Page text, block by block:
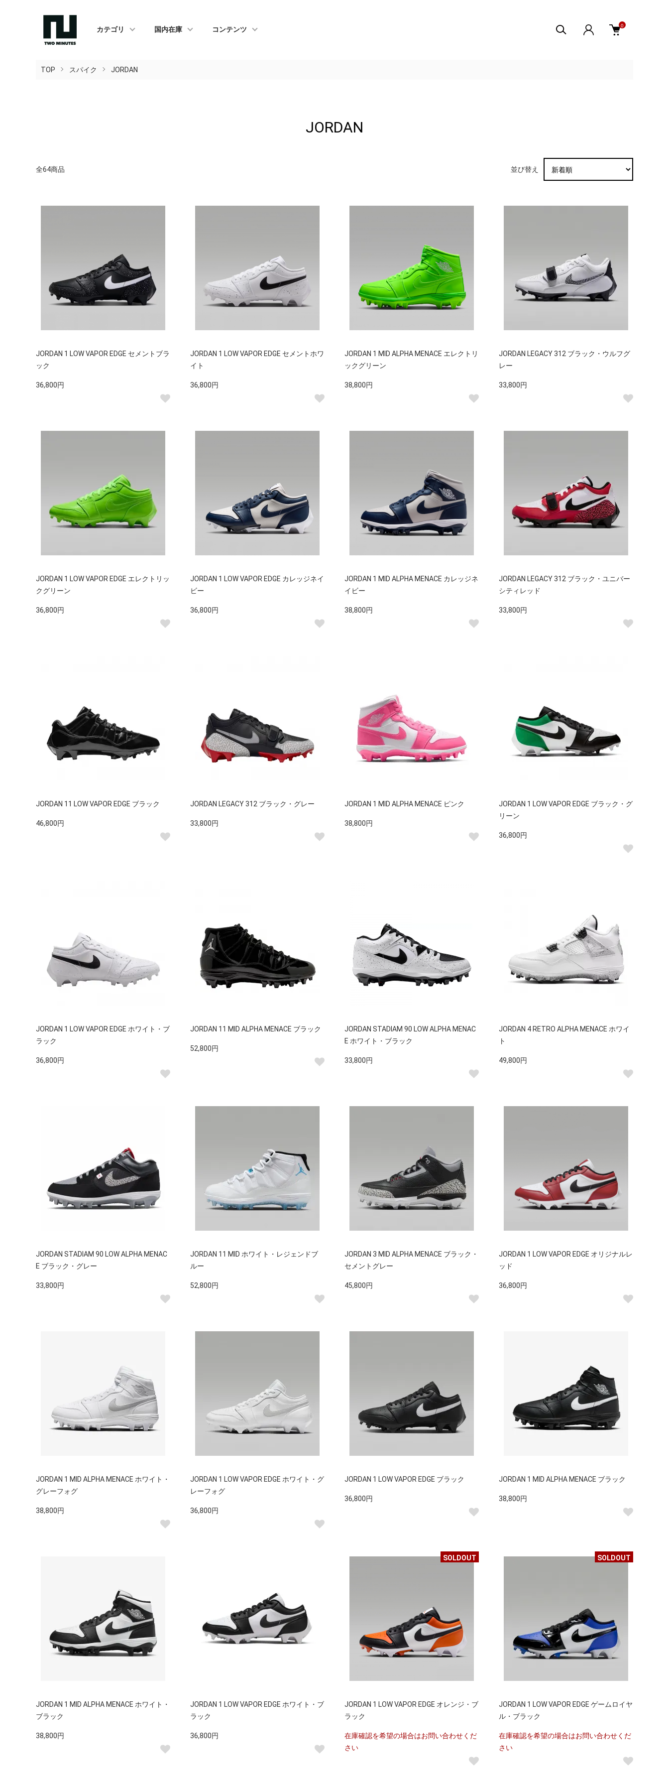
カテゴリ 国内在庫 コンテンツ
0
TOP スパイク JORDAN
JORDAN
全64商品 並び替え
JORDAN 1 LOW VAPOR EDGE セメントブラ
ック
36,800円
JORDAN 1 LOW VAPOR EDGE セメントホワ
イト
36,800円
JORDAN 1 MID ALPHA MENACE エレクトリ
ックグリーン
38,800円
JORDAN LEGACY 312 ブラック・ウルフグ
レー
33,800円
JORDAN 1 LOW VAPOR EDGE エレクトリッ
クグリーン
36,800円
JORDAN 1 LOW VAPOR EDGE カレッジネイ
ビー
36,800円
JORDAN 1 MID ALPHA MENACE カレッジネ
イビー
38,800円
JORDAN LEGACY 312 ブラック・ユニバー
シティレッド
33,800円
JORDAN 11 LOW VAPOR EDGE ブラック
46,800円
JORDAN LEGACY 312 ブラック・グレー
33,800円
JORDAN 1 MID ALPHA MENACE ピンク
38,800円
JORDAN 1 LOW VAPOR EDGE ブラック・グ
リーン
36,800円
JORDAN 1 LOW VAPOR EDGE ホワイト・ブ
ラック
36,800円
JORDAN 11 MID ALPHA MENACE ブラック
52,800円
JORDAN STADIAM 90 LOW ALPHA MENAC
E ホワイト・ブラック
33,800円
JORDAN 4 RETRO ALPHA MENACE ホワイ
ト
49,800円
JORDAN STADIAM 90 LOW ALPHA MENAC
E ブラック・グレー
33,800円
JORDAN 11 MID ホワイト・レジェンドブ
ルー
52,800円
JORDAN 3 MID ALPHA MENACE ブラック・
セメントグレー
45,800円
JORDAN 1 LOW VAPOR EDGE オリジナルレ
ッド
36,800円
JORDAN 1 MID ALPHA MENACE ホワイト・
グレーフォグ
38,800円
JORDAN 1 LOW VAPOR EDGE ホワイト・グ
レーフォグ
36,800円
JORDAN 1 LOW VAPOR EDGE ブラック
36,800円
JORDAN 1 MID ALPHA MENACE ブラック
38,800円
JORDAN 1 MID ALPHA MENACE ホワイト・
ブラック
38,800円
JORDAN 1 LOW VAPOR EDGE ホワイト・ブ
ラック
36,800円
SOLDOUT
JORDAN 1 LOW VAPOR EDGE オレンジ・ブ
ラック
在庫確認を希望の場合はお問い合わせくだ
さい
SOLDOUT
JORDAN 1 LOW VAPOR EDGE ゲームロイヤ
ル・ブラック
在庫確認を希望の場合はお問い合わせくだ
さい